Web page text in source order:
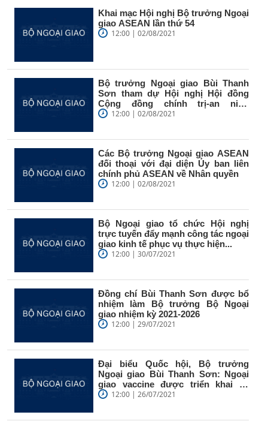
Khai mạc Hội nghị Bộ trưởng Ngoại
giao ASEAN lần thứ 54
12:00 | 02/08/2021
Bộ trưởng Ngoại giao Bùi Thanh
Sơn tham dự Hội nghị Hội đồng
Cộng đồng chính trị-an ninh
ASEAN...
12:00 | 02/08/2021
Các Bộ trưởng Ngoại giao ASEAN
đối thoại với đại diện Ủy ban liên
chính phủ ASEAN về Nhân quyền
12:00 | 02/08/2021
Bộ Ngoại giao tổ chức Hội nghị
trực tuyến đẩy mạnh công tác ngoại
giao kinh tế phục vụ thực hiện...
12:00 | 30/07/2021
Đồng chí Bùi Thanh Sơn được bổ
nhiệm làm Bộ trưởng Bộ Ngoại
giao nhiệm kỳ 2021-2026
12:00 | 29/07/2021
Đại biểu Quốc hội, Bộ trưởng
Ngoại giao Bùi Thanh Sơn: Ngoại
giao vaccine được triển khai từ
cấp...12:00 | 26/07/2021